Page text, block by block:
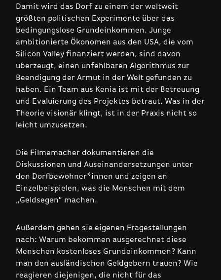
Damit wird das Dorf zu einem der weltweit
größten politischen Experimente über das
bedingungslose Grundeinkommen. Junge
ambitionierte Ökonomen aus den USA, die vom
Silicon Valley finanziert werden, sind davon
überzeugt, einen unfehlbaren Algorithmus zur
Beendigung der Armut in der Welt gefunden zu
haben. Ein Team aus Kenia ist mit der Betreuung
und Evaluierung des Projektes betraut. Was in der
Theorie visionär klingt, ist in der Praxis nicht so
leicht umzusetzen.
Die Filmemacher dokumentieren die
Diskussionen und Aus­einander­setzungen unter
den Dorf­bewohner*innen und zeigen an
Einzelbeispielen, was die Menschen mit dem
„Geldsegen“ machen.
Außerdem gehen sie eigenen Fragestellungen
nach: Warum bekommen ausgerechnet diese
Menschen kostenloses Grundeinkommen? Kann
man den ausländischen Geldgebern trauen? Wie
reagieren diejenigen, die nicht für das